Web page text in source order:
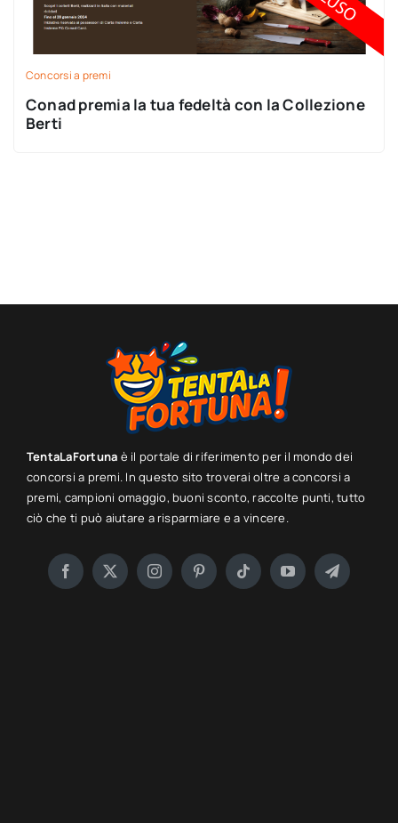
Concorsi a premi
Conad premia la tua fedeltà con la Collezione
Berti
TentaLaFortuna è il portale di riferimento per il mondo dei
concorsi a premi. In questo sito troverai oltre a concorsi a
premi, campioni omaggio, buoni sconto, raccolte punti, tutto
ciò che ti può aiutare a risparmiare e a vincere.